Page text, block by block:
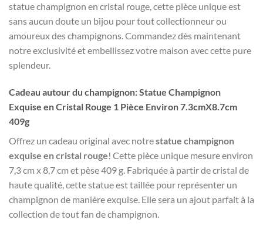
statue champignon en cristal rouge, cette pièce unique est
sans aucun doute un bijou pour tout collectionneur ou
amoureux des champignons. Commandez dès maintenant
notre exclusivité et embellissez votre maison avec cette pure
splendeur.
Cadeau autour du champignon: Statue Champignon
Exquise en Cristal Rouge 1 Pièce Environ 7.3cmX8.7cm
409g
Offrez un cadeau original avec notrestatue champignon
exquise en cristal rouge! Cette pièce unique mesure environ
7,3 cm x 8,7 cm et pèse 409 g. Fabriquée à partir de cristal de
haute qualité, cette statue est taillée pour représenter un
champignon de manière exquise. Elle sera un ajout parfait à la
collection de tout fan de champignon.